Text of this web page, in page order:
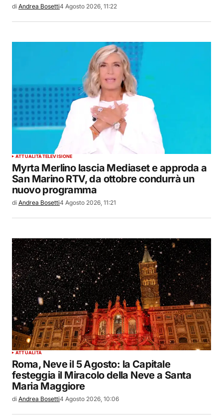
di Andrea Bosetti4 Agosto 2026, 11:22
ATTUALITÀTELEVISIONE
Myrta Merlino lascia Mediaset e approda a
San Marino RTV, da ottobre condurrà un
nuovo programma
di Andrea Bosetti4 Agosto 2026, 11:21
ATTUALITÀ
Roma, Neve il 5 Agosto: la Capitale
festeggia il Miracolo della Neve a Santa
Maria Maggiore
di Andrea Bosetti4 Agosto 2026, 10:06